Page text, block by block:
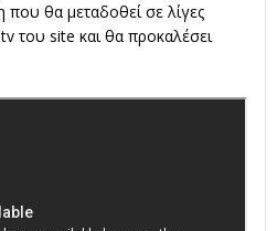
θα μεταδοθεί σε λίγες
του site και θα προκαλέσει